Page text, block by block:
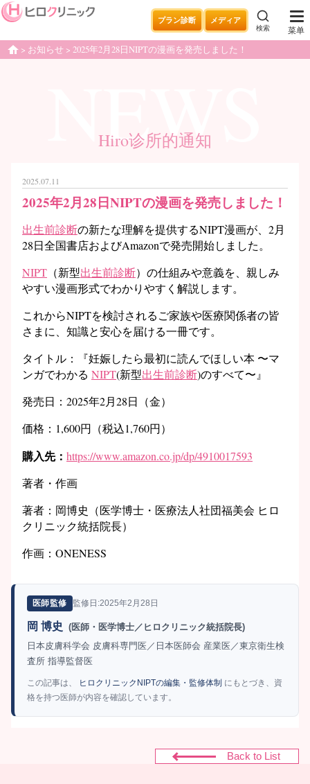
プラン診断 メディア
検索 菜单
homeお知らせ 2025年2月28日NIPTの漫画を発売しました！
NEWS
Hiro诊所的通知
2025.07.11
2025年2月28日NIPTの漫画を発売しました！
出生前診断の新たな理解を提供するNIPT漫画が、2月
28日全国書店およびAmazonで発売開始しました。
NIPT （新型出生前診断）の仕組みや意義を、親しみ
やすい漫画形式でわかりやすく解説します。
これからNIPTを検討されるご家族や医療関係者の皆
さまに、知識と安心を届ける一冊です。
タイトル：『妊娠したら最初に読んでほしい本 〜マ
ンガでわかる NIPT(新型出生前診断)のすべて〜』
発売日：2025年2月28日（金）
価格：1,600円（税込1,760円）
購入先： https://www.amazon.co.jp/dp/4910017593
著者・作画
著者：岡博史（医学博士・医療法人社団福美会 ヒロ
クリニック統括院長）
作画：ONENESS
医師監修 監修日:2025年2月28日
岡 博史
(医師・医学博士／ヒロクリニック統括院長)
日本皮膚科学会 皮膚科専門医／日本医師会 産業医／東京衛生検
査所 指導監督医
この記事は、 ヒロクリニックNIPTの編集・監修体制 にもとづき、資
格を持つ医師が内容を確認しています。
Back to List